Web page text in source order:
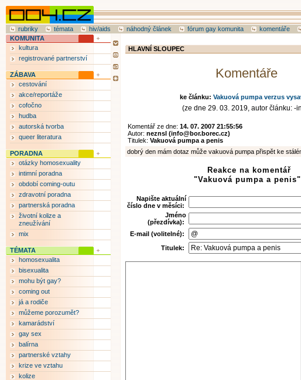
rubriky témata hiv/aids náhodný článek fórum gay komunita komentáře
HLAVNÍ SLOUPEC
Komentáře
ke článku: Vakuová pumpa verzus
(ze dne 29. 03. 2019, autor článku: -
Komentář ze dne: 14. 07. 2007 21:55:56
Autor: neznsl (info@bor.borec.cz)
Titulek: Vakuová pumpa a penis
dobrý den mám dotaz může vakuová pumpa přispět ke
Reakce na komentář
"Vakuová pumpa a penis"
Napište aktuální
číslo dne v měsíci:
Jméno
(přezdívka):
E-mail (volitelné):
Titulek:
KOMUNITA
kultura
registrované partnerství
ZÁBAVA
cestování
akce/reportáže
cofočno
hudba
autorská tvorba
queer literatura
PORADNA
otázky homosexuality
intimní poradna
období coming-outu
zdravotní poradna
partnerská poradna
životní kolize a
zneužívání
mix
TÉMATA
homosexualita
bisexualita
mohu být gay?
coming out
já a rodiče
můžeme porozumět?
kamarádství
gay sex
balírna
partnerské vztahy
krize ve vztahu
kolize